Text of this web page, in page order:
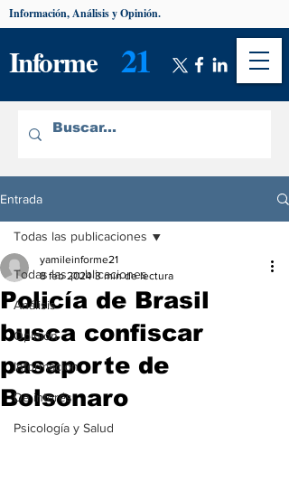
Informe 21
Información, Análisis y Opinión.
Entrada
Todas las publicaciones
Análisis
Opinión
Información
De interés
Psicología y Salud
Todas las publicaciones
Policía de Brasil
busca confiscar
pasaporte de
Bolsonaro
yamileinforme21
8 feb 2024 3 min de lectura